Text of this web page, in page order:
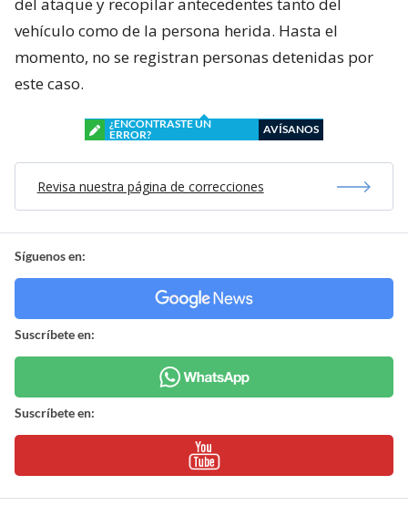
del ataque y recopilar antecedentes tanto del
vehículo como de la persona herida. Hasta el
momento, no se registran personas detenidas por
este caso.
¿ENCONTRASTE UN
ERROR?
AVÍSANOS
Revisa nuestra página de correcciones
Síguenos en:
Suscríbete en:
Suscríbete en: